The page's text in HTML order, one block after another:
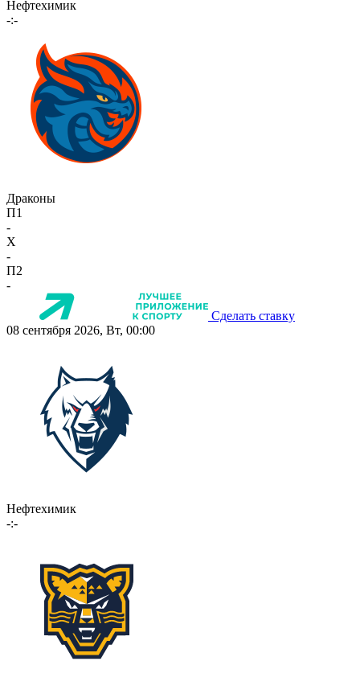
Нефтехимик
-:-
Драконы
П1
-
X
-
П2
-
Сделать ставку
08 сентября 2026, Вт, 00:00
Нефтехимик
-:-